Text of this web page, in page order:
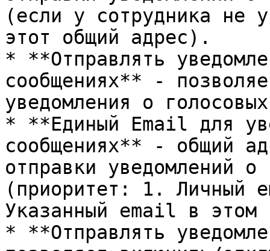
(если у сотрудника не
этот общий адрес).
* **Отправлять
сообщениях** -
уведомления о
* **Единый Email для
сообщениях** - общий
отправки уведомлений о
(приоритет: 1. Личный
Указанный email в этом
* **Отправлять